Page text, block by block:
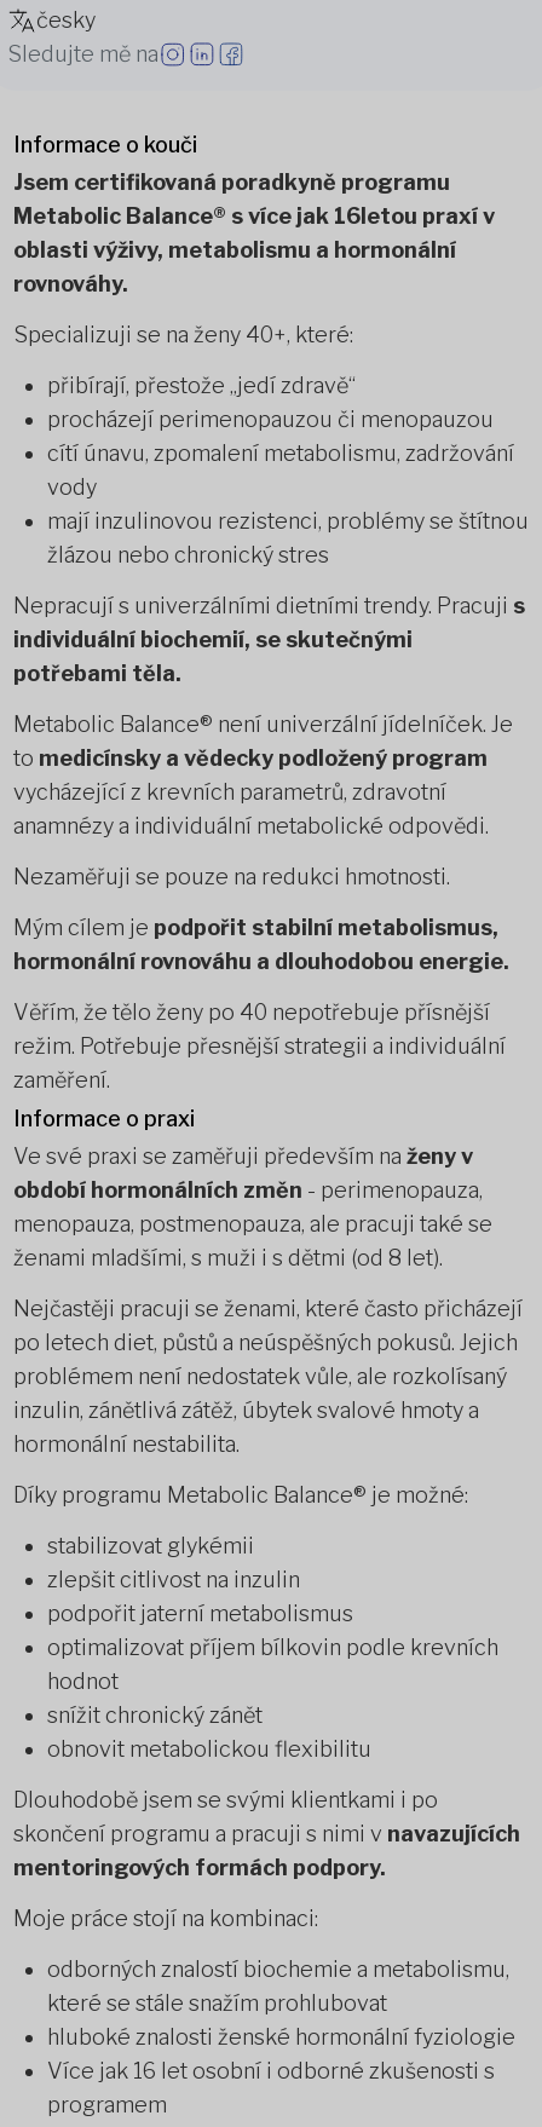
česky
Sledujte mě na
Informace o kouči
Jsem certifikovaná poradkyně programu
Metabolic Balance® s více jak 16letou praxí v
oblasti výživy, metabolismu a hormonální
rovnováhy.
Specializuji se na ženy 40+, které:
přibírají, přestože „jedí zdravě“
procházejí perimenopauzou či menopauzou
cítí únavu, zpomalení metabolismu, zadržování
vody
mají inzulinovou rezistenci, problémy se štítnou
žlázou nebo chronický stres
Nepracují s univerzálními dietními trendy. Pracuji s
individuální biochemií, se skutečnými
potřebami těla.
Metabolic Balance® není univerzální jídelníček. Je
to medicínsky a vědecky podložený program
vycházející z krevních parametrů, zdravotní
anamnézy a individuální metabolické odpovědi.
Nezaměřuji se pouze na redukci hmotnosti.
Mým cílem je podpořit stabilní metabolismus,
hormonální rovnováhu a dlouhodobou energie.
Věřím, že tělo ženy po 40 nepotřebuje přísnější
režim. Potřebuje přesnější strategii a individuální
zaměření.
Informace o praxi
Ve své praxi se zaměřuji především na ženy v
období hormonálních změn - perimenopauza,
menopauza, postmenopauza, ale pracuji také se
ženami mladšími, s muži i s dětmi (od 8 let).
Nejčastěji pracuji se ženami, které často přicházejí
po letech diet, půstů a neúspěšných pokusů. Jejich
problémem není nedostatek vůle, ale rozkolísaný
inzulin, zánětlivá zátěž, úbytek svalové hmoty a
hormonální nestabilita.
Díky programu Metabolic Balance® je možné:
stabilizovat glykémii
zlepšit citlivost na inzulin
podpořit jaterní metabolismus
optimalizovat příjem bílkovin podle krevních
hodnot
snížit chronický zánět
obnovit metabolickou flexibilitu
Dlouhodobě jsem se svými klientkami i po
skončení programu a pracuji s nimi v navazujících
mentoringových formách podpory.
Moje práce stojí na kombinaci:
odborných znalostí biochemie a metabolismu,
které se stále snažím prohlubovat
hluboké znalosti ženské hormonální fyziologie
Více jak 16 let osobní i odborné zkušenosti s
programem